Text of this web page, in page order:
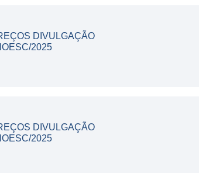
DIVULGAÇÃO
2025
DIVULGAÇÃO
2025